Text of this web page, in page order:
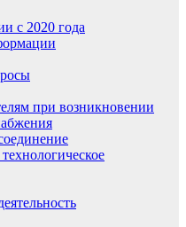
с 2020 года
при возникновении